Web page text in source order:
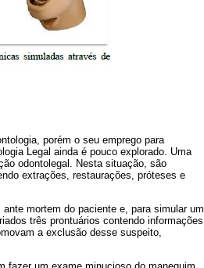
porém o seu emprego para
Legal ainda é pouco explorado. Uma
odontolegal. Nesta situação, são
extrações, restaurações, próteses e
mortem do paciente e, para simular um
três prontuários contendo informações
a exclusão desse suspeito,